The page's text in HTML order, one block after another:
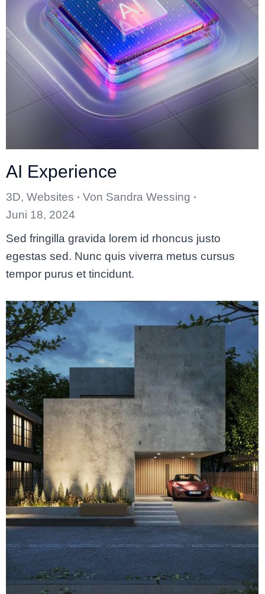
AI Experience
3D, Websites Von Sandra Wessing
Juni 18, 2024
Sed fringilla gravida lorem id rhoncus justo
egestas sed. Nunc quis viverra metus cursus
tempor purus et tincidunt.